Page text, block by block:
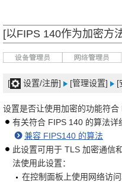
[以FIPS 140作为加密方
[ 设置/注册] [管理设置] [
设置是否让使用加密的功能符合
有关符合 FIPS 140 的算法详
兼容 FIPS140 的算法
此设置可用于 TLS 加密通信
法使用此设置：
在控制面板上使用网络访